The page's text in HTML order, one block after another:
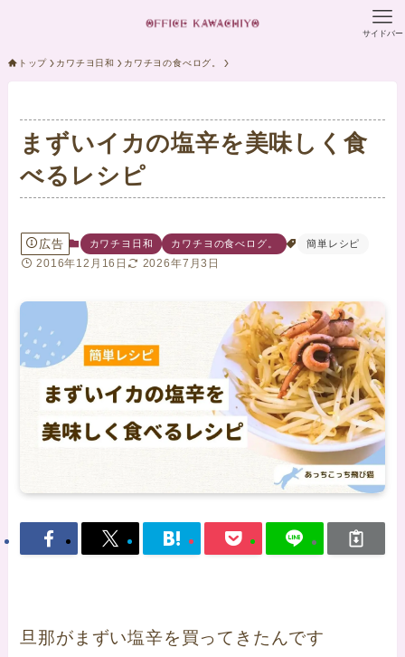
サイドバー
トップ カワチヨ日和 カワチヨの食べログ。
まずいイカの塩辛を美味しく食
べるレシピ
広告 カワチヨ日和 カワチヨの食べログ。 簡単レシピ
2016年12月16日 2026年7月3日
旦那がまずい塩辛を買ってきたんです